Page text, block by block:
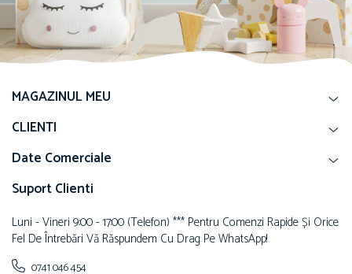
MAGAZINUL MEU
CLIENTI
Date Comerciale
Suport Clienti
Luni - Vineri 9:00 - 17:00 (telefon) *** Pentru Comenzi Rapide Și Orice
Fel De Întrebări Vă Răspundem Cu Drag Pe WhatsApp!
0741 046 454